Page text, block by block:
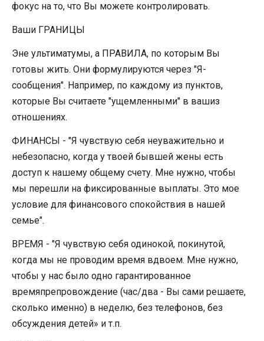
фокус на то, что Вы можете контролировать.
Ваши ГРАНИЦЫ
Эне ультиматумы, а ПРАВИЛА, по которым Вы
готовы жить. Они формулируются через "Я-
сообщения". Например, по каждому из пунктов,
которые Вы считаете "ущемленными" в вашиз
отношениях.
ФИНАНСЫ - "Я чувствую себя неуважительно и
небезопасно, когда у твоей бывшей жены есть
доступ к нашему общему счету. Мне нужно, чтобы
мы перешли на фиксированные выплаты. Это мое
условие для финансового спокойствия в нашей
семье".
ВРЕМЯ - "Я чувствую себя одинокой, покинутой,
когда мы не проводим время вдвоем. Мне нужно,
чтобы у нас было одно гарантированное
времяпрепровождение (час/два - Вы сами решаете,
сколько именно) в неделю, без телефонов, без
обсуждения детей» и т.п.